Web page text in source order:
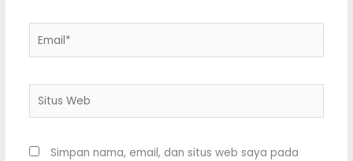
Web
Simpan nama, email, dan situs web saya pada